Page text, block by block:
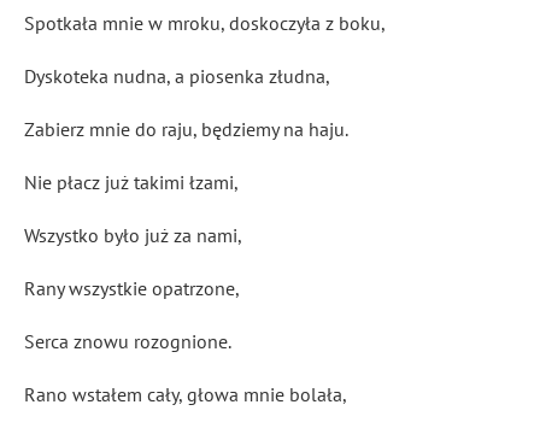
Spotkała mnie w mroku, doskoczyła z boku,
Dyskoteka nudna, a piosenka złudna,
Zabierz mnie do raju, będziemy na haju.
Nie płacz już takimi łzami,
Wszystko było już za nami,
Rany wszystkie opatrzone,
Serca znowu rozognione.
Rano wstałem cały, głowa mnie bolała,